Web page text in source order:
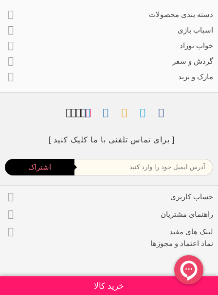
خرید کالا
دسته بندی محصولات
اسباب بازی
خواب نوزاد
گردش و سفر
مارک و برند
[ برای تماس تلفنی با ما کلیک کنید ]
اشتراک
حساب کاربری
راهنمای مشتریان
لینک های مفید
نماد اعتماد و مجوزها